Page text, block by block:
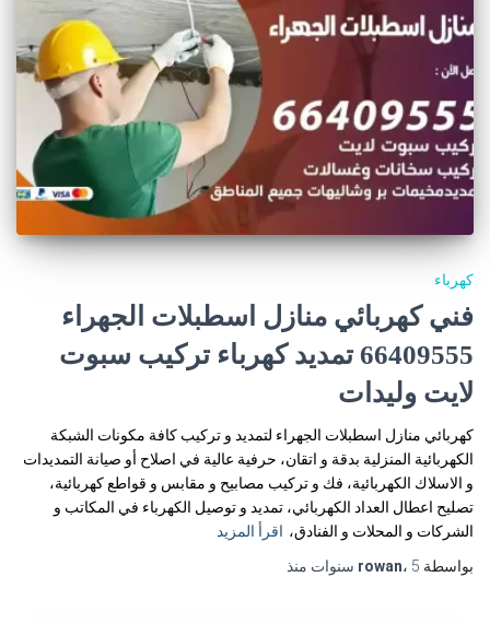
كهرباء
فني كهربائي منازل اسطبلات الجهراء
66409555 تمديد كهرباء تركيب سبوت
لايت وليدات
كهربائي منازل اسطبلات الجهراء لتمديد و تركيب كافة مكونات الشبكة
الكهربائية المنزلية بدقة و اتقان، حرفية عالية في اصلاح أو صيانة التمديدات
و الاسلاك الكهربائية، فك و تركيب مصابيح و مقابس و قواطع كهربائية،
تصليح اعطال العداد الكهربائي، تمديد و توصيل الكهرباء في المكاتب و
الشركات و المحلات و الفنادق، اقرأ المزيد
بواسطة
rowan، 5 سنوات منذ